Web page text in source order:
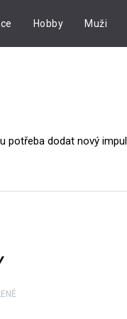
Hobby Muži
potřeba dodat nový